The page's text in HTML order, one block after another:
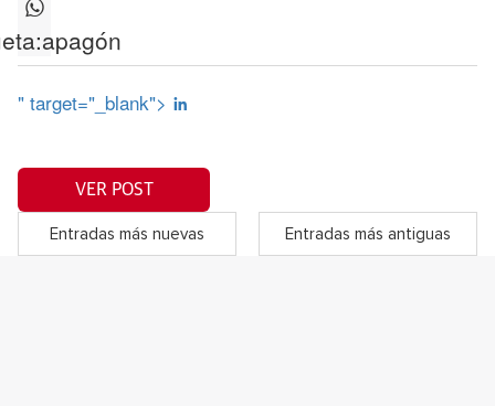
apagón
" target="_blank">
VER POST
Entradas más nuevas Entradas más antiguas